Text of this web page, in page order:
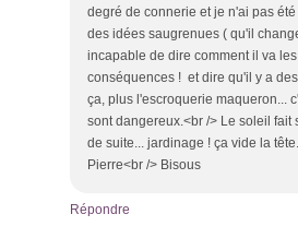
degré de connerie et je n'ai pas
des idées saugrenues ( qu'il
incapable de dire comment il va
conséquences ! et dire qu'il y a
ça, plus l'escroquerie maqueron...
sont dangereux.<br /> Le soleil fait
de suite... jardinage ! ça vide la
Pierre<br /> Bisous
Répondre